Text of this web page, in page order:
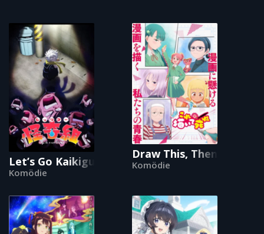
Let’s Go Kaikigumi
Komödie
Draw This, Then Die!
Komödie